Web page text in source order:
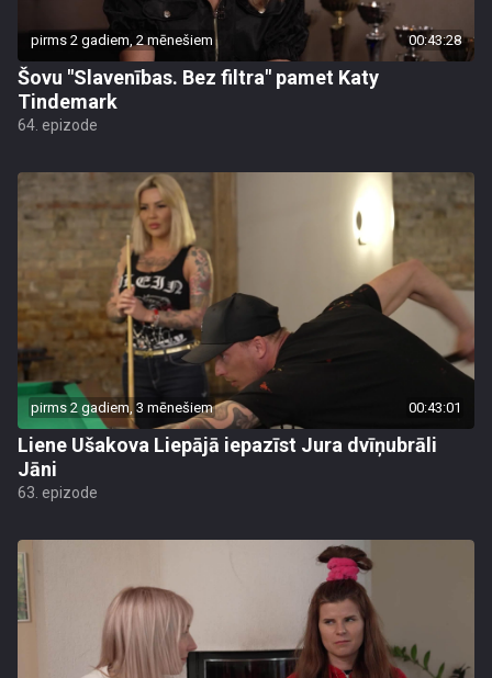
pirms 2 gadiem, 2 mēnešiem 00:43:28
Šovu "Slavenības. Bez filtra" pamet Katy
Tindemark
64. epizode
pirms 2 gadiem, 3 mēnešiem 00:43:01
Liene Ušakova Liepājā iepazīst Jura dvīņubrāli
Jāni
63. epizode